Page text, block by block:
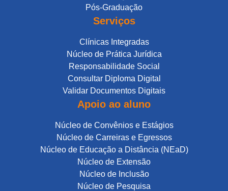
Pós-Graduação
Serviços
Clínicas Integradas
Núcleo de Prática Jurídica
Responsabilidade Social
Consultar Diploma Digital
Validar Documentos Digitais
Apoio ao aluno
Núcleo de Convênios e Estágios
Núcleo de Carreiras e Egressos
Núcleo de Educação a Distância (NEaD)
Núcleo de Extensão
Núcleo de Inclusão
Núcleo de Pesquisa